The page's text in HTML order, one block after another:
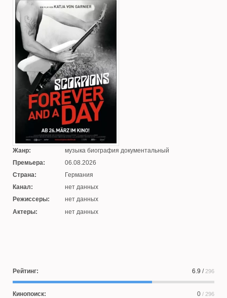
Жанр:
музыка биография документальный
Премьера:
06.08.2026
Страна:
Германия
Канал:
нет данных
Режиссеры:
нет данных
Актеры:
нет данных
Рейтинг: 6.9 / 296
Кинопоиск: 0 / 296